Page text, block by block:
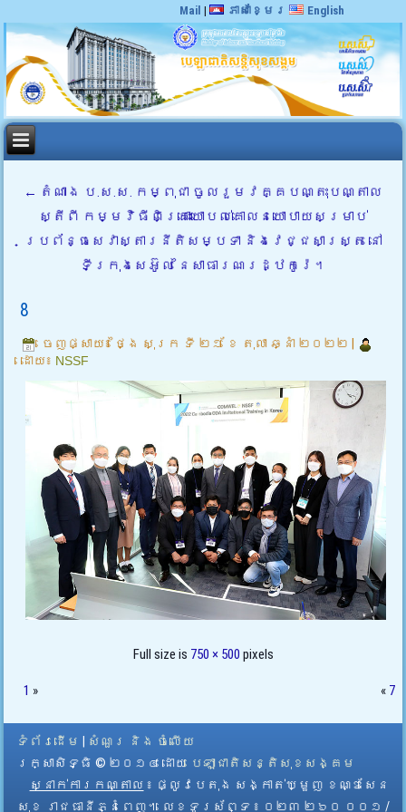
Mail | ភាសាខ្មែរ English
← តំណាង ប.ស.ស. កម្ពុជា ចូលរួមវគ្គបណ្តុះបណ្តាល
ស្តីពី កម្មវិធីពិគ្រោះយោបល់គោលនយោបាយសម្រាប់
ប្រព័ន្ធសេវាស្តារនីតិសម្បទា និងវេជ្ជសាស្ត្រ នៅ
ទីក្រុងសេអ៊ូល នៃសាធារណរដ្ឋកូរ៉េ។
8
ចេញផ្សាយ៖ ថ្ងៃ សុក្រ ទី ២១ ខែ តុលា ឆ្នាំ ២០២២
ដោយ៖ NSSF
Full size is 750 × 500 pixels
1 » « 7
ទំព័រដើម
សំណួរ និង ចំលើយ
រក្សាសិទ្ធិ © ២០១៤ ដោយ​ បេឡាជាតិសន្តិសុខសង្គម
ស្នាក់ការកណ្តាល ៖ ផ្លូវបេតុង សង្កាត់ឃ្មួញ ខណ្ឌសែន
សុខ រាជធានីភ្នំពេញ។ លេខទូរស័ព្ទ ៖ ០២៣ ២៦០ ០០១ /